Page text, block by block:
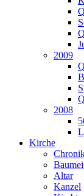
2009
2008
Kirche
Altar
Kanzel